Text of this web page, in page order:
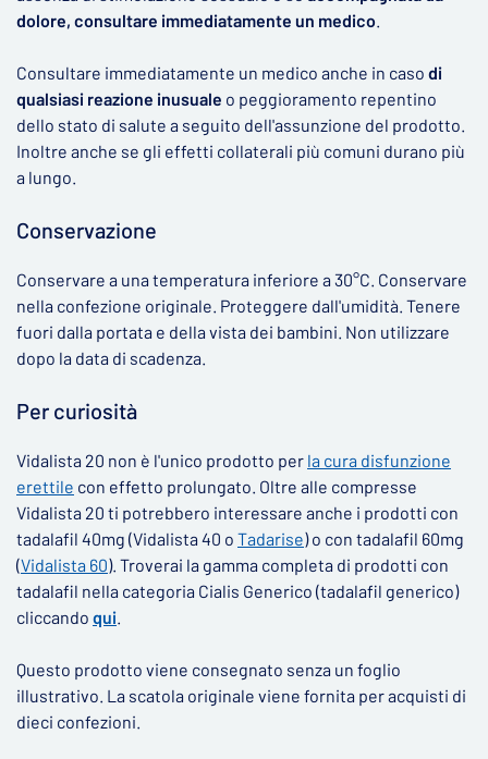
dolore, consultare immediatamente un medico.
Consultare immediatamente un medico anche in caso di
qualsiasi reazione inusuale o peggioramento repentino
dello stato di salute a seguito dell'assunzione del prodotto.
Inoltre anche se gli effetti collaterali più comuni durano più
a lungo.
Conservazione
Conservare a una temperatura inferiore a 30°C. Conservare
nella confezione originale. Proteggere dall'umidità. Tenere
fuori dalla portata e della vista dei bambini. Non utilizzare
dopo la data di scadenza.
Per curiosità
Vidalista 20 non è l'unico prodotto per la cura disfunzione
erettile con effetto prolungato. Oltre alle compresse
Vidalista 20 ti potrebbero interessare anche i prodotti con
tadalafil 40mg (Vidalista 40 o Tadarise) o con tadalafil 60mg
(Vidalista 60). Troverai la gamma completa di prodotti con
tadalafil nella categoria Cialis Generico (tadalafil generico)
cliccando qui.
Questo prodotto viene consegnato senza un foglio
illustrativo. La scatola originale viene fornita per acquisti di
dieci confezioni.